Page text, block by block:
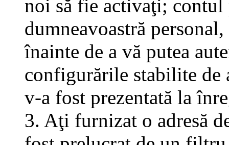
noi să fie activaţi;
dumneavoastră
înainte de a vă putea
configurările stabilite de
v-a fost prezentată la
3. Aţi furnizat o adresă